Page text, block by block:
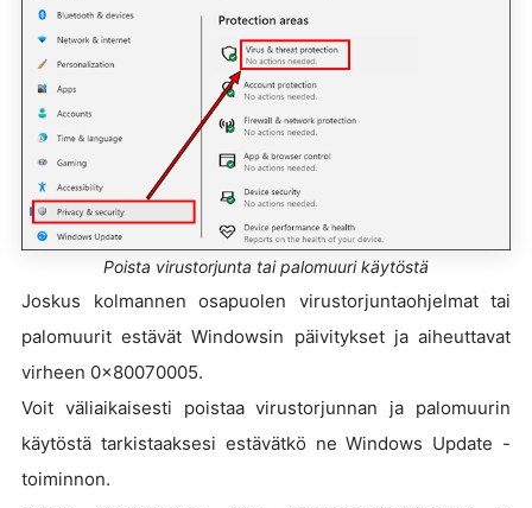
Poista virustorjunta tai palomuuri käytöstä
Joskus kolmannen osapuolen virustorjuntaohjelmat tai
palomuurit estävät Windowsin päivitykset ja aiheuttavat
virheen 0x80070005.
Voit väliaikaisesti poistaa virustorjunnan ja palomuurin
käytöstä tarkistaaksesi estävätkö ne Windows Update -
toiminnon.